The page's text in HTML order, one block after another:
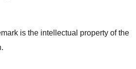
is the intellectual property of the